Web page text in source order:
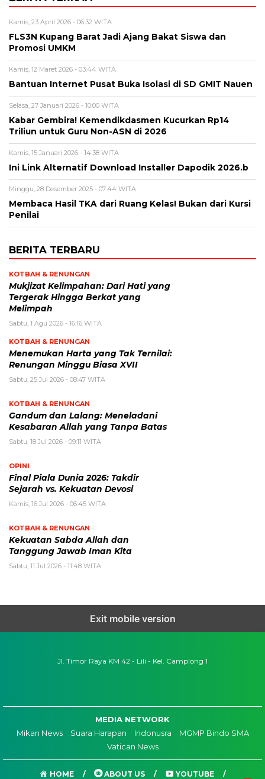
Kamis, 23 April 2026 - 06:32 WITA
FLS3N Kupang Barat Jadi Ajang Bakat Siswa dan
Promosi UMKM
Kamis, 12 Maret 2026 - 03:44 WITA
Bantuan Internet Pusat Buka Isolasi di SD GMIT Nauen
Selasa, 27 Januari 2026 - 10:00 WITA
Kabar Gembira! Kemendikdasmen Kucurkan Rp14
Triliun untuk Guru Non-ASN di 2026
Kamis, 15 Januari 2026 - 14:38 WITA
Ini Link Alternatif Download Installer Dapodik 2026.b
Minggu, 28 Desember 2025 - 07:44 WITA
Membaca Hasil TKA dari Ruang Kelas! Bukan dari Kursi
Penilai
BERITA TERBARU
KOTBAH & RENUNGAN
Mukjizat Kelimpahan: Dari Hati yang
Tergerak Hingga Berkat yang
Melimpah
Sabtu, 1 Agu 2026 - 16:16 WITA
KOTBAH & RENUNGAN
Menemukan Harta yang Tak Ternilai:
Renungan Minggu Biasa XVII
Sabtu, 25 Jul 2026 - 08:47 WITA
KOTBAH & RENUNGAN
Gandum dan Lalang: Meneladani
Kesabaran Allah yang Tanpa Batas
Sabtu, 18 Jul 2026 - 09:11 WITA
OPINI
Final Piala Dunia 2026: Takdir
Sejarah vs. Kekuatan Devosi
Kamis, 16 Jul 2026 - 06:45 WITA
KOTBAH & RENUNGAN
Kekuatan Sabda Allah dan
Tanggung Jawab Iman Kita
Sabtu, 11 Jul 2026 - 11:48 WITA
Exit mobile version
Jl. Timor Raya KM 42 - Lili - Kel. Camplong 1
MEDIA NETWORK
Mikan News
Suara Harapan Indonusra
MGMP Bindo SMA
Vatican News
HOME ABOUT US YOUTUBE